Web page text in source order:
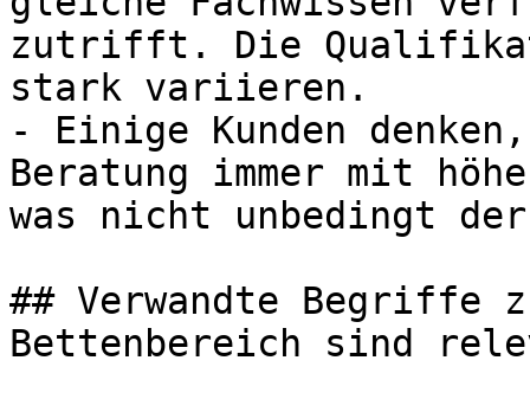
zutrifft. Die
stark variieren.
- Einige Kunden
Beratung immer mit
was nicht unbedingt
## Verwandte Begriffe
Bettenbereich sind